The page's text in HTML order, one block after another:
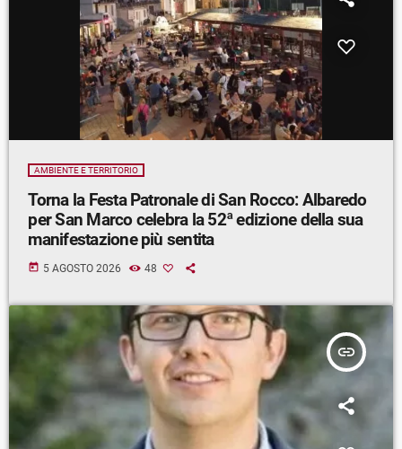
AMBIENTE E TERRITORIO
Torna la Festa Patronale di San Rocco: Albaredo
per San Marco celebra la 52ª edizione della sua
manifestazione più sentita
today 5 AGOSTO 2026 48
insert_link